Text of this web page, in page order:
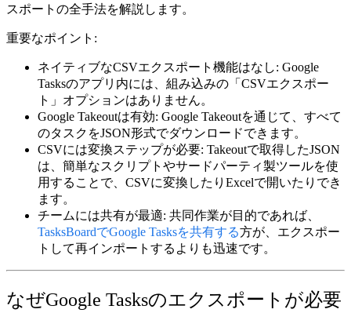
スポート の全手法を解説します。
重要なポイント:
ネイティブなCSVエクスポート機能はなし: Google
Tasksのアプリ内には、組み込みの「CSVエクスポー
ト」オプションはありません。
Google Takeoutは有効: Google Takeoutを通じて、すべて
のタスクをJSON形式でダウンロードできます。
CSVには変換ステップが必要: Takeoutで取得したJSON
は、簡単なスクリプトやサードパーティ製ツールを使
用することで、CSVに変換したりExcelで開いたりでき
ます。
チームには共有が最適: 共同作業が目的であれば、
TasksBoardでGoogle Tasksを共有する方が、エクスポー
トして再インポートするよりも迅速です。
なぜGoogle Tasksのエクスポートが必要